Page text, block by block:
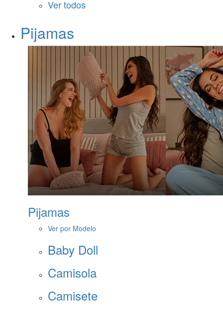
Ver todos
Pijamas
Pijamas
Ver por Modelo
Baby Doll
Camisola
Camisete